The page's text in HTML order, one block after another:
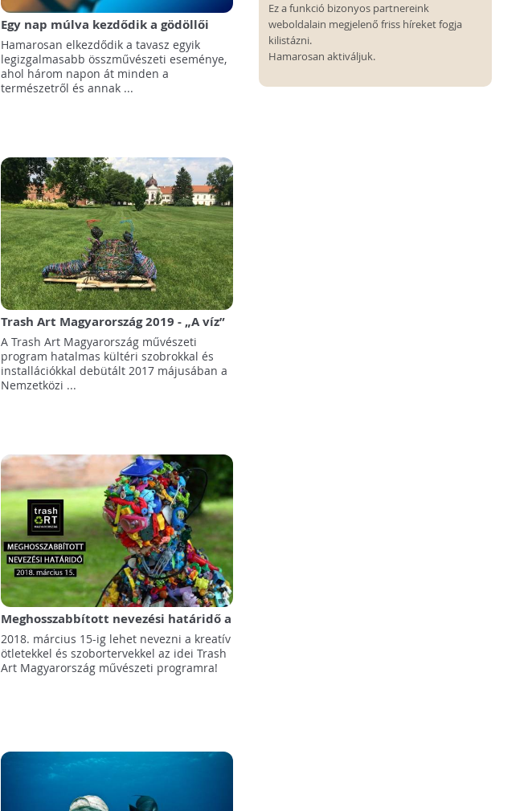
Egy nap múlva kezdődik a gödöllői
Nemzetközi Természetfilm Fesztivál!
Hamarosan elkezdődik a tavasz egyik
legizgalmasabb összművészeti eseménye,
ahol három napon át minden a
természetről és annak ...
Trash Art Magyarország 2019 - „A víz”
A Trash Art Magyarország művészeti
program hatalmas kültéri szobrokkal és
installációkkal debütált 2017 májusában a
Nemzetközi ...
Meghosszabbított nevezési határidő a
2018-as Trash Art Magyarország
pályázaton!
2018. március 15-ig lehet nevezni a kreatív
ötletekkel és szobortervekkel az idei Trash
Art Magyarország művészeti programra!
Ez a funkció bizonyos partnereink
weboldalain megjelenő friss híreket fogja
kilistázni.
Hamarosan aktiváljuk.